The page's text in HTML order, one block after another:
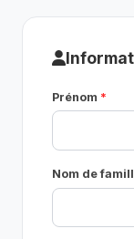
Prénom
Nom de